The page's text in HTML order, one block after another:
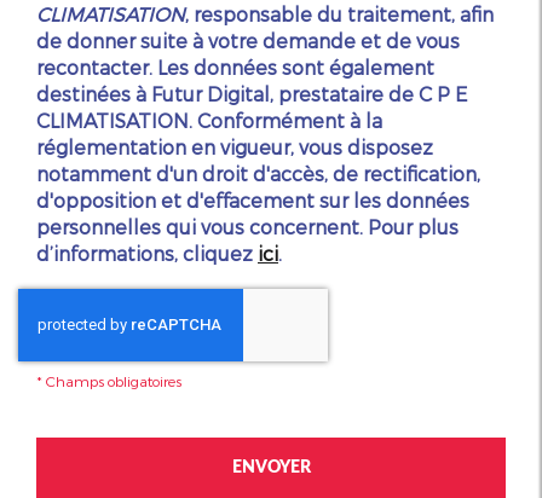
CLIMATISATION, responsable du traitement, afin
de donner suite à votre demande et de vous
recontacter. Les données sont également
destinées à Futur Digital, prestataire de C P E
CLIMATISATION. Conformément à la
réglementation en vigueur, vous disposez
notamment d'un droit d'accès, de rectification,
d'opposition et d'effacement sur les données
personnelles qui vous concernent. Pour plus
d’informations, cliquez ici.
* Champs obligatoires